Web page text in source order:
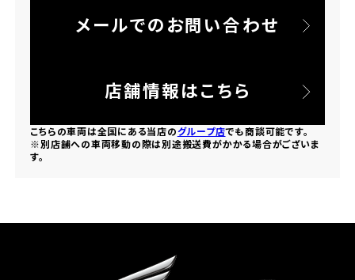
メールでのお問い合わせ
店舗情報はこちら
こちらの車両は全国にある当店のグループ店でも商談可能です。
※別店舗への車両移動の際は別途搬送費がかかる場合がございま
す。
ホンダドリーム 大宮